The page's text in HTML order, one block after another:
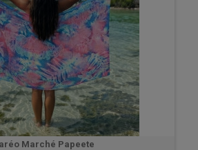
Marché Papeete